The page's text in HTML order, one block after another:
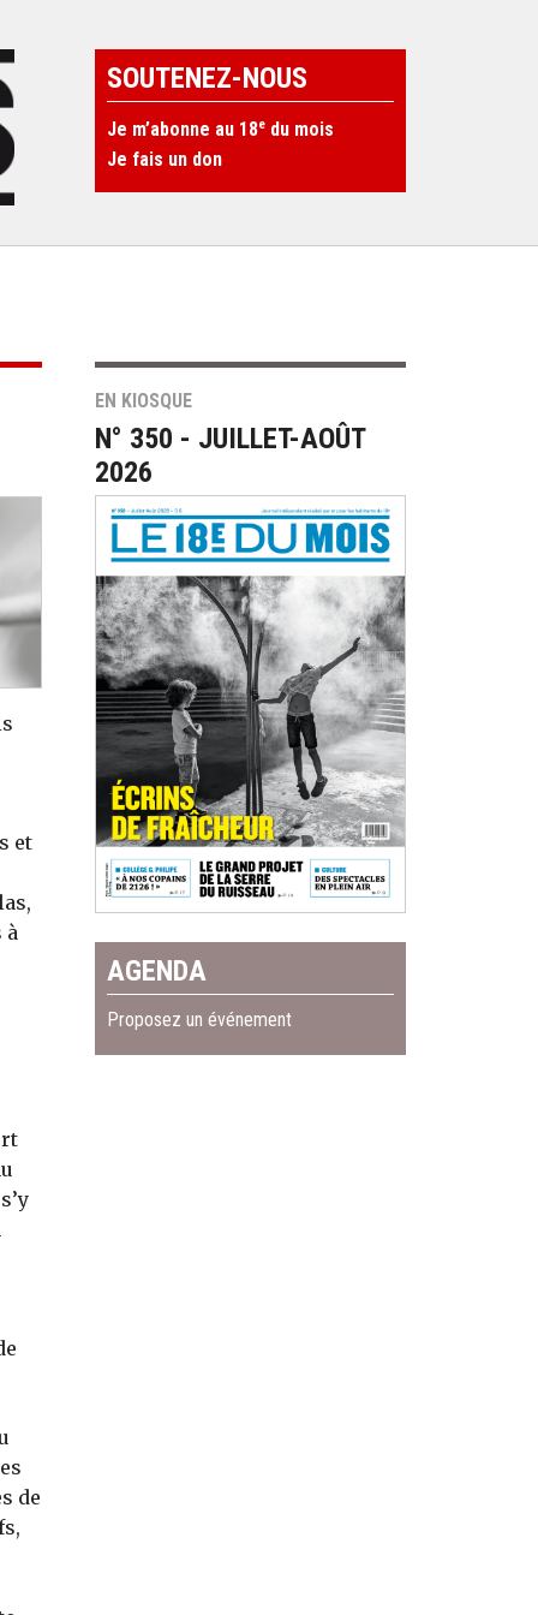
SOUTENEZ-NOUS
Je m’abonne au 18e du mois
Je fais un don
et
à
de
EN KIOSQUE
N° 350 - JUILLET-AOÛT
2026
AGENDA
Proposez un événement